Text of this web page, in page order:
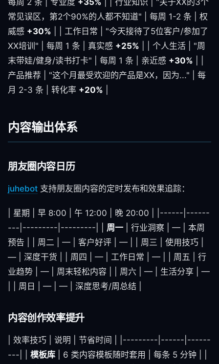
每周 2 条 | 专业度 +35% | | 行业知识 | "关于XX的3个
常见误区，第2个90%的人都不知道" | 每周 1-2 条 | 权
威感 +30% | | 工作日常 | "今天接待了5位客户/参加了
XX培训" | 每周 1 条 | 真实感 +25% | | 个人生活 | "周
末带娃/健身/读书打卡" | 每周 1 条 | 亲近感 +30%
产品推荐 | "这个月最受欢迎的产品是XX，因为..." | 每
月 2-3 条 | 转化率 +20%
内容输出体系
朋友圈内容日历
juhebot 支持朋友圈内容的定时发布和效果追踪：
| 星期 | 早 8:00 | 午 12:00 | 晚 20:00 | |------|------
---|---------|---------| | 周一 | 行业洞察 | — | 本周
预告 | | 周二 | — | 客户好评 | — | | 周三 | 使用技巧 |
— | 深度干货 | | 周四 | — | 工作日常 | — | | 周五 | 行
业趋势 | — | 周末轻松内容 | | 周六 | — | 生活分享 | —
| | 周日 | — | — | 深度思考/周总结 |
内容创作效率提升
| 效率技巧 | 说明 | 节省时间 | |---------|------|------
---| | 模板库 | 6 类内容模板随时套用 | 每条 5 分钟 | |